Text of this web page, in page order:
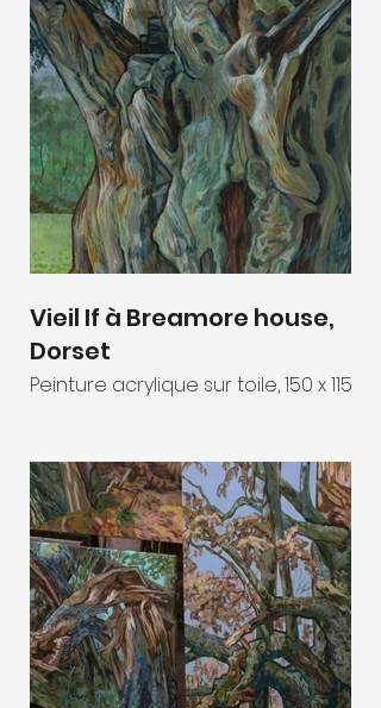
Vieil If à Breamore house,
Dorset
Peinture acrylique sur toile, 150 x 115 cm